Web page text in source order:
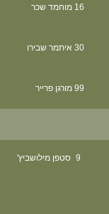
16 מוחמד שכר
30 איתמר שבירו
99 מורגן פרייר
9 סטפן מילושביץ'